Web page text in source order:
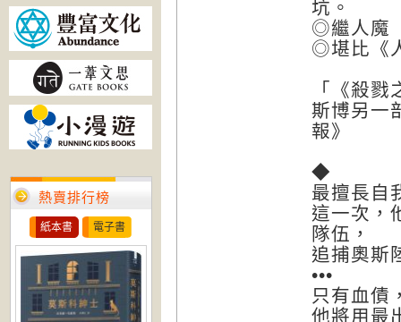
熱賣排行榜
紙本書 電子書
坑。
◎繼人魔
◎堪比《
「《殺
斯博另一
報》
◆
最擅長自
這一次，
隊伍，
追捕奧斯
•••
只有血債
他將用最